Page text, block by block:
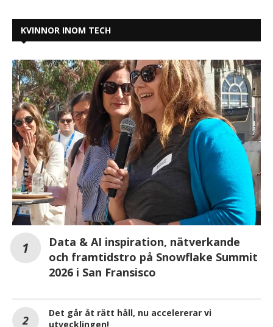
KVINNOR INOM TECH
Data & AI inspiration, nätverkande
och framtidstro på Snowflake Summit
2026 i San Fransisco
Det går åt rätt håll, nu accelererar vi
utvecklingen!